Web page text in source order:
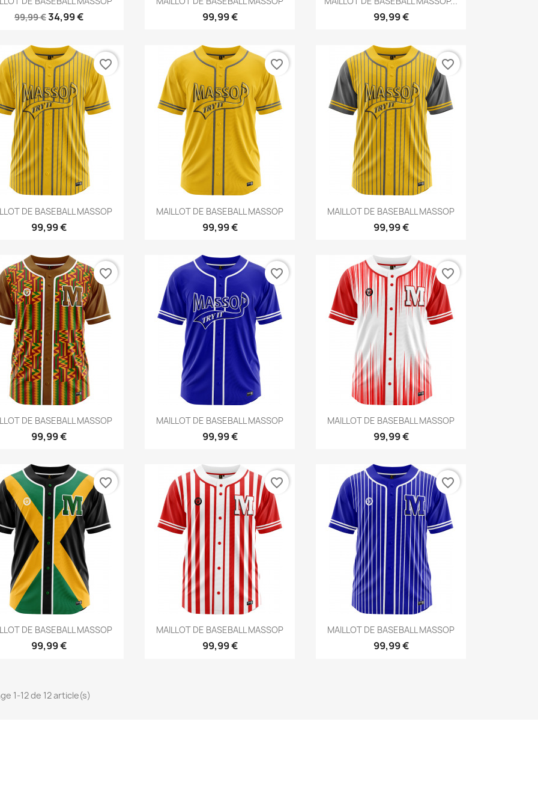
99,99 €34,99 € 99,99 € 99,99 €
Aperçu rapide
DE BASEBALL MASSOP
99,99 €
favorite_border
Aperçu rapide
MAILLOT DE BASEBALL MASSOP
99,99 €
favorite_border
Aperçu rapide
MAILLOT DE BASEBALL MASSOP
99,99 €
favorite_border
Aperçu rapide
DE BASEBALL MASSOP
99,99 €
favorite_border
Aperçu rapide
MAILLOT DE BASEBALL MASSOP
99,99 €
favorite_border
Aperçu rapide
MAILLOT DE BASEBALL MASSOP
99,99 €
favorite_border
Aperçu rapide
DE BASEBALL MASSOP
99,99 €
favorite_border
Aperçu rapide
MAILLOT DE BASEBALL MASSOP
99,99 €
favorite_border
Aperçu rapide
MAILLOT DE BASEBALL MASSOP
99,99 €
favorite_border
1-12 de 12 article(s)